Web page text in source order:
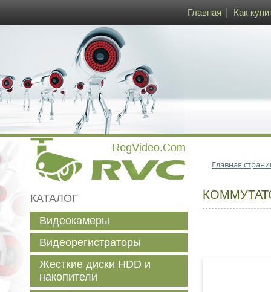
Главная Как
Главная
КАТАЛОГ
Видеокамеры
Видеорегистраторы
Жесткие диски HDD и
накопители